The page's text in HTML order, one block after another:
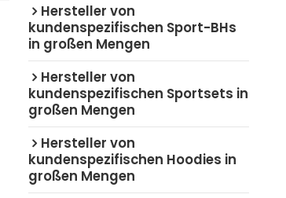
Hersteller von
kundenspezifischen Sport-BHs
in großen Mengen
Hersteller von
kundenspezifischen Sportsets in
großen Mengen
Hersteller von
kundenspezifischen Hoodies in
großen Mengen